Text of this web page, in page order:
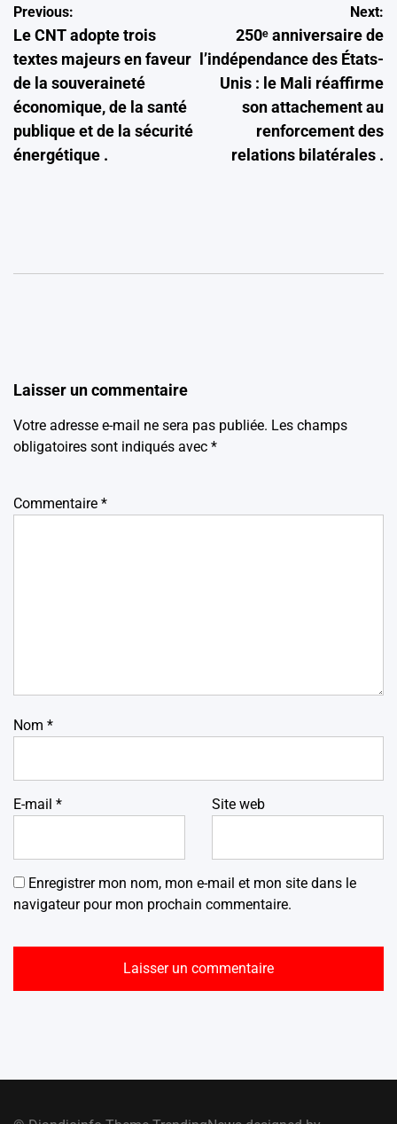
Navigation
de
l’article
Previous:
Le CNT adopte trois
textes majeurs en faveur
de la souveraineté
économique, de la santé
publique et de la sécurité
énergétique .
Next:
250ᵉ anniversaire de
l’indépendance des États-
Unis : le Mali réaffirme
son attachement au
renforcement des
relations bilatérales .
Laisser un commentaire
Votre adresse e-mail ne sera pas publiée. Les champs
obligatoires sont indiqués avec *
Commentaire *
Nom *
E-mail * Site web
Enregistrer mon nom, mon e-mail et mon site dans le
navigateur pour mon prochain commentaire.